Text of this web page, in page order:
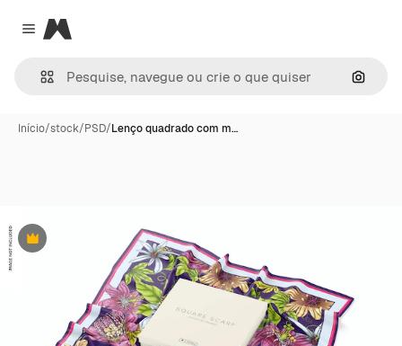
Close menu
Magnific
Início/stock/PSD/Lenço quadrado com m…
Premium